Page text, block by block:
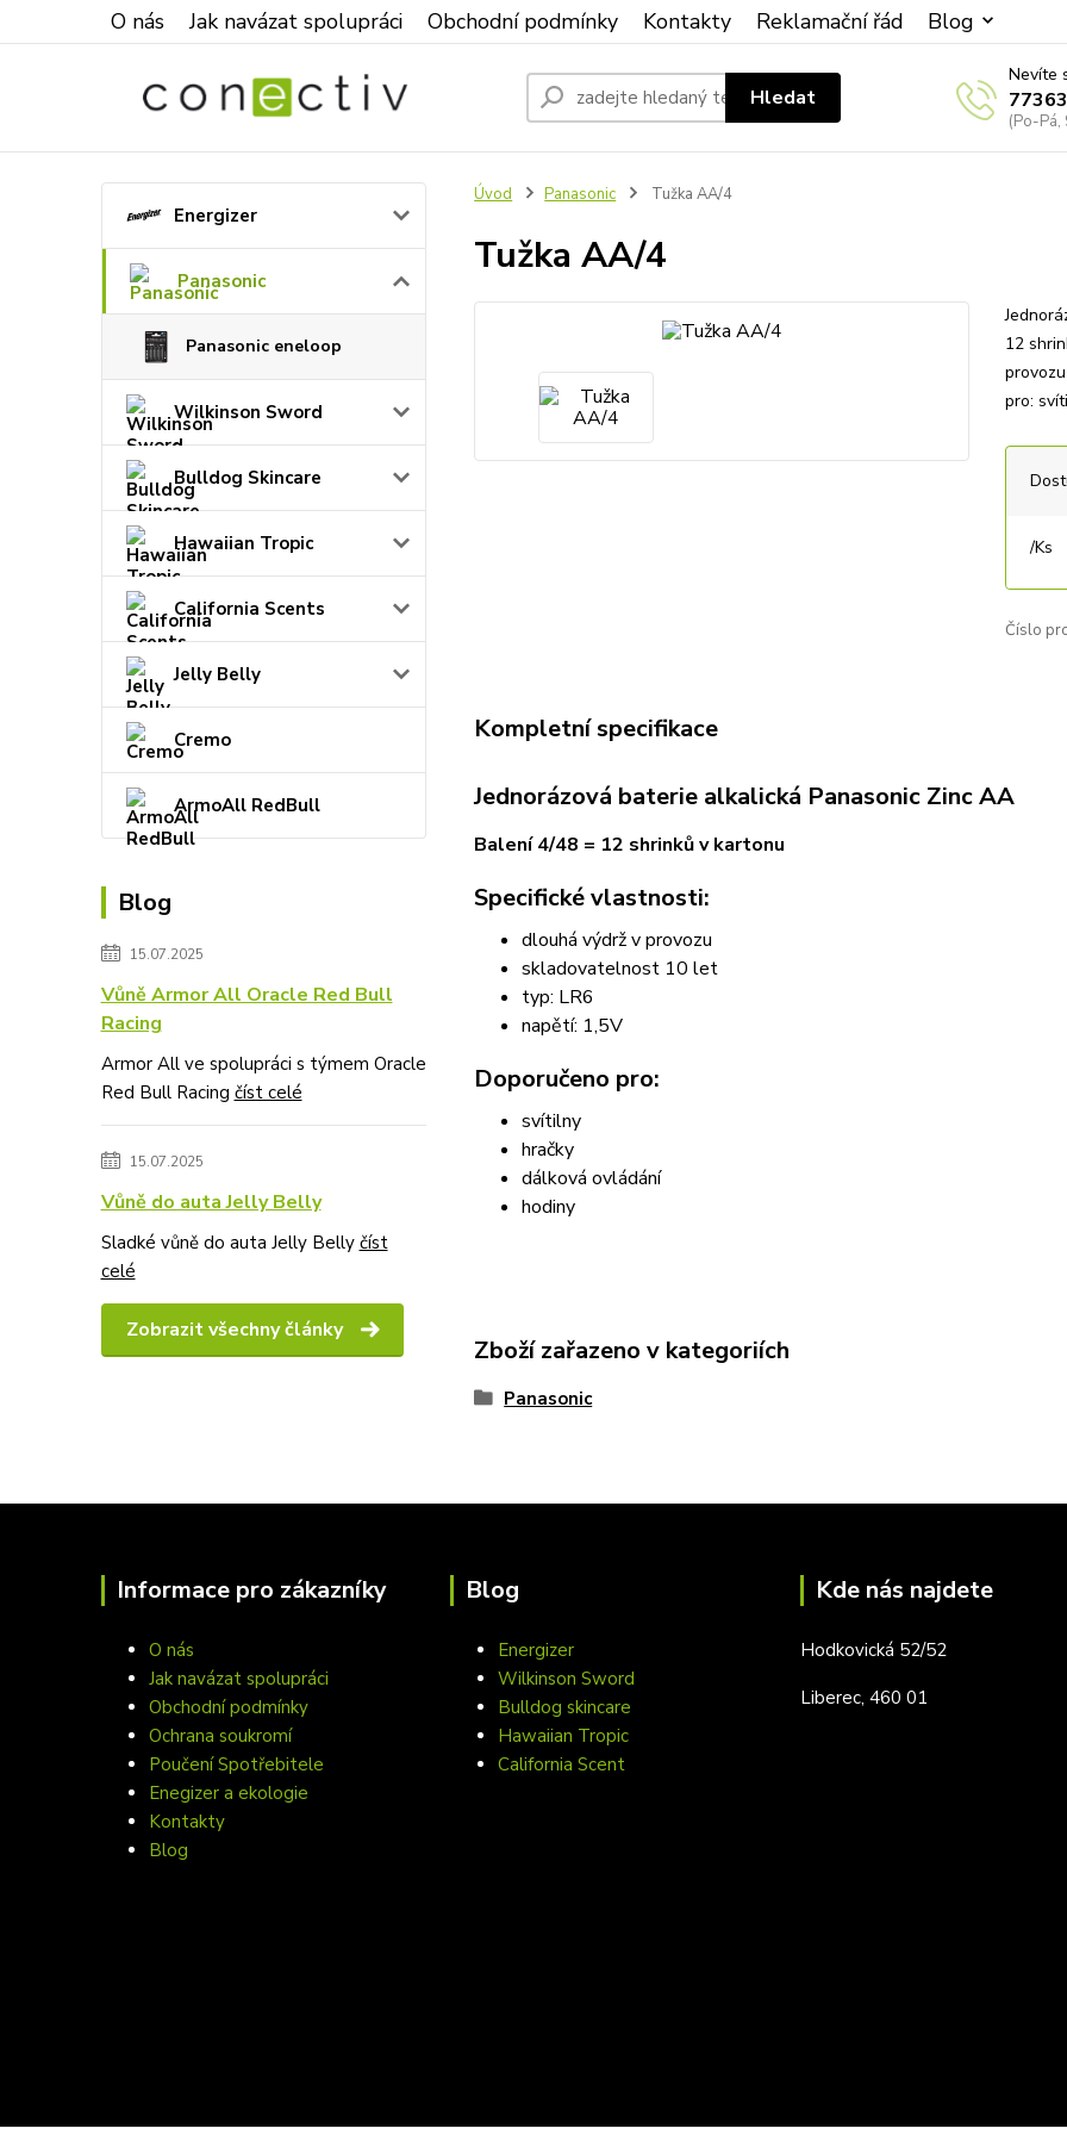
O nás Jak navázat spolupráci Obchodní podmínky Kontakty Reklamační řád Blog
Hledat
Nevíte
(Po-Pá,
Energizer
Panasonic
Panasonic eneloop
Wilkinson Sword
Bulldog Skincare
Hawaiian Tropic
California Scents
Jelly Belly
Cremo
ArmoAll RedBull
Blog
15.07.2025
Vůně Armor All Oracle Red Bull
Racing
Armor All ve spolupráci s týmem Oracle
Red Bull Racing číst celé
15.07.2025
Vůně do auta Jelly Belly
Sladké vůně do auta Jelly Belly číst
celé
Zobrazit všechny články
Úvod Panasonic Tužka AA/4
Tužka AA/4
12
pro:
/Ks
Číslo
Kompletní specifikace
Jednorázová baterie alkalická Panasonic Zinc AA
Balení 4/48 = 12 shrinků v kartonu
Specifické vlastnosti:
dlouhá výdrž v provozu
skladovatelnost 10 let
typ: LR6
napětí: 1,5V
Doporučeno pro:
svítilny
hračky
dálková ovládání
hodiny
Zboží zařazeno v kategoriích
Panasonic
Informace pro zákazníky
O nás
Jak navázat spolupráci
Obchodní podmínky
Ochrana soukromí
Poučení Spotřebitele
Enegizer a ekologie
Kontakty
Blog
Blog
Energizer
Wilkinson Sword
Bulldog skincare
Hawaiian Tropic
California Scent
Kde nás najdete
Hodkovická 52/52
Liberec, 460 01